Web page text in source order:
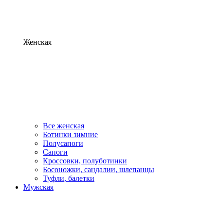
Женская
Все женская
Ботинки зимние
Полусапоги
Сапоги
Кроссовки, полуботинки
Босоножки, сандалии, шлепанцы
Туфли, балетки
Мужская